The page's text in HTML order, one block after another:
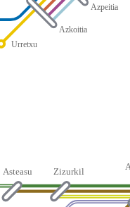
Urretxu
Azpeitia
Azkoitia
Zizurkil
Asteasu